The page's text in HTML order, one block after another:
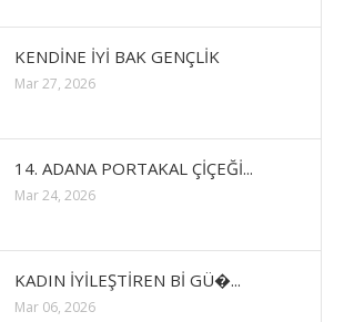
KENDİNE İYİ BAK GENÇLİK
Mar 27, 2026
14. ADANA PORTAKAL ÇİÇEĞİ...
Mar 24, 2026
KADIN İYİLEŞTİREN Bİ GÜ�...
Mar 06, 2026